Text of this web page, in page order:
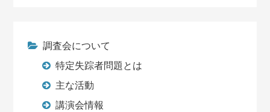
調査会について
特定失踪者問題とは
主な活動
講演会情報